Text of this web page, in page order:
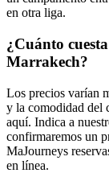
en otra liga.
¿Cuánto
Marrakech?
Los precios varían
y la comodidad del
aquí. Indica a
confirmaremos un
MaJourneys
en línea.